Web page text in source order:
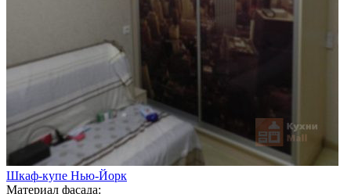
Шкаф-купе Нью-Йорк
Материал фасада: